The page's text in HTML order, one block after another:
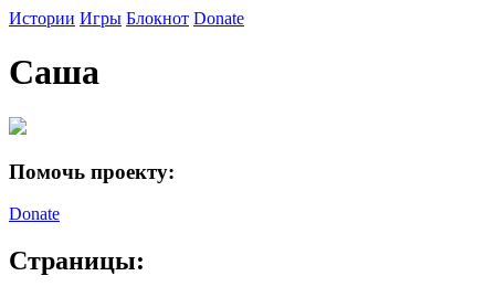
Истории Игры Блокнот Donate
Саша
Помочь проекту:
Donate
Страницы: